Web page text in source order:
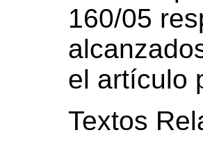
160/05
el artículo
Textos